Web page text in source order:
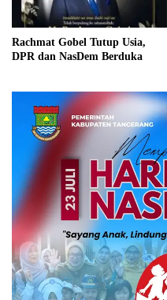
Rachmat Gobel Tutup Usia,
DPR dan NasDem Berduka